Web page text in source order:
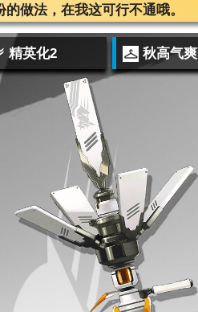
做法，在我这可行不通哦。
精英化2 秋高气爽